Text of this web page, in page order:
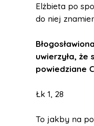
Elżbieta po
do niej
uwierzyła, że
powiedziane
Łk 1, 28
To jakby na